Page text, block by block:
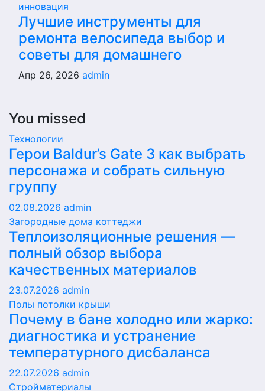
инновация
Лучшие инструменты для
ремонта велосипеда выбор и
советы для домашнего
Апр 26, 2026 admin
You missed
Технологии
Герои Baldur’s Gate 3 как выбрать
персонажа и собрать сильную
группу
02.08.2026 admin
Загородные дома коттеджи
Теплоизоляционные решения —
полный обзор выбора
качественных материалов
23.07.2026 admin
Полы потолки крыши
Почему в бане холодно или жарко:
диагностика и устранение
температурного дисбаланса
22.07.2026 admin
Стройматериалы